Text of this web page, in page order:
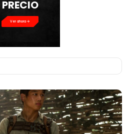
PRECIO
Ver ahora